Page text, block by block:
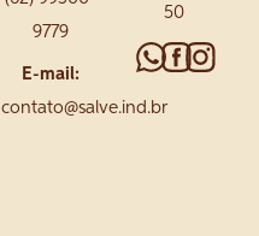
9779
E-mail:
contato@salve.ind.br
50